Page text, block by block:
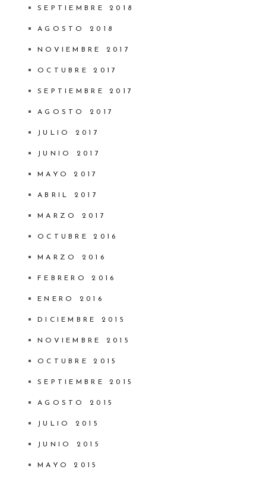
SEPTIEMBRE 2018
AGOSTO 2018
NOVIEMBRE 2017
OCTUBRE 2017
SEPTIEMBRE 2017
AGOSTO 2017
JULIO 2017
JUNIO 2017
MAYO 2017
ABRIL 2017
MARZO 2017
OCTUBRE 2016
MARZO 2016
FEBRERO 2016
ENERO 2016
DICIEMBRE 2015
NOVIEMBRE 2015
OCTUBRE 2015
SEPTIEMBRE 2015
AGOSTO 2015
JULIO 2015
JUNIO 2015
MAYO 2015